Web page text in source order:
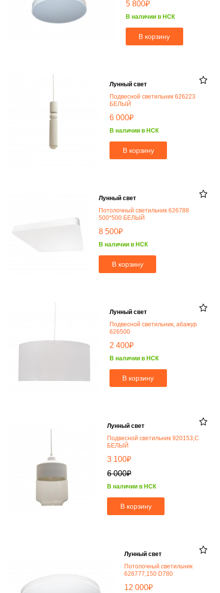
5 800₽
В наличии в НСК
В корзину
Лунный свет
Подвесной светильник 626223
БЕЛЫЙ
6 000₽
В наличии в НСК
В корзину
Лунный свет
Потолочный светильник 626788
500*500 БЕЛЫЙ
8 500₽
В наличии в НСК
В корзину
Лунный свет
Подвесной светильник, абажур
626500
2 400₽
В наличии в НСК
В корзину
Лунный свет
Подвесной светильник 920153,C
БЕЛЫЙ
3 100₽
6 000₽
В наличии в НСК
В корзину
Лунный свет
Потолочный светильник
626777,150 D780
12 000₽